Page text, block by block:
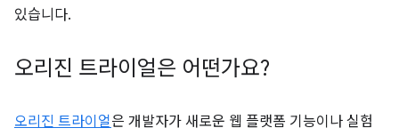
있습니다.
오리진 트라이얼은 어떤가요?
오리진 트라이얼은 개발자가 새로운 웹 플랫폼 기능이나 실험